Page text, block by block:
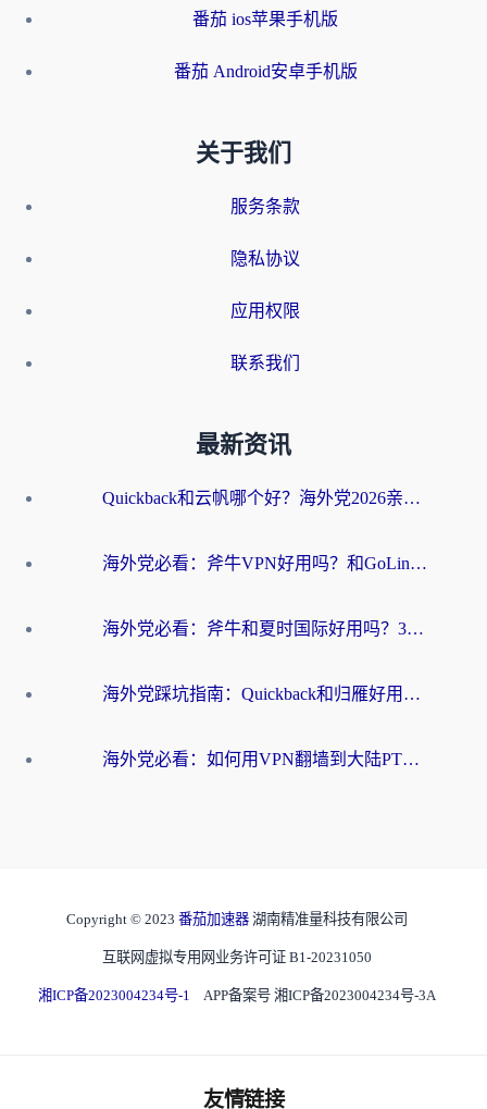
番茄 ios苹果手机版
番茄 Android安卓手机版
关于我们
服务条款
隐私协议
应用权限
联系我们
最新资讯
Quickback和云帆哪个好？海外党2026亲测指南：选对加速器大陆工具，无缝刷国内剧玩国服
海外党必看：斧牛VPN好用吗？和GoLinkVPN对比哪个回国效果更好？
海外党必看：斧牛和夏时国际好用吗？3步选对回国加速器，无缝刷国内资源
海外党踩坑指南：Quickback和归雁好用吗？选对加速器才能无缝刷国内资源
海外党必看：如何用VPN翻墙到大陆PTT？一篇解决你所有回国加速痛点
Copyright © 2023 番茄加速器 湖南精准量科技有限公司
互联网虚拟专用网业务许可证 B1-20231050
湘ICP备2023004234号-1 APP备案号 湘ICP备2023004234号-3A
友情链接